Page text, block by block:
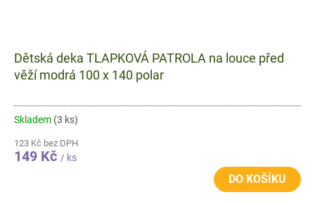
Dětská deka TLAPKOVÁ PATROLA na louce před
věží modrá 100 x 140 polar
Skladem (3 ks)
123 Kč bez DPH
149 Kč / ks
DO KOŠÍKU